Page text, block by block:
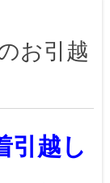
お引越
引越し